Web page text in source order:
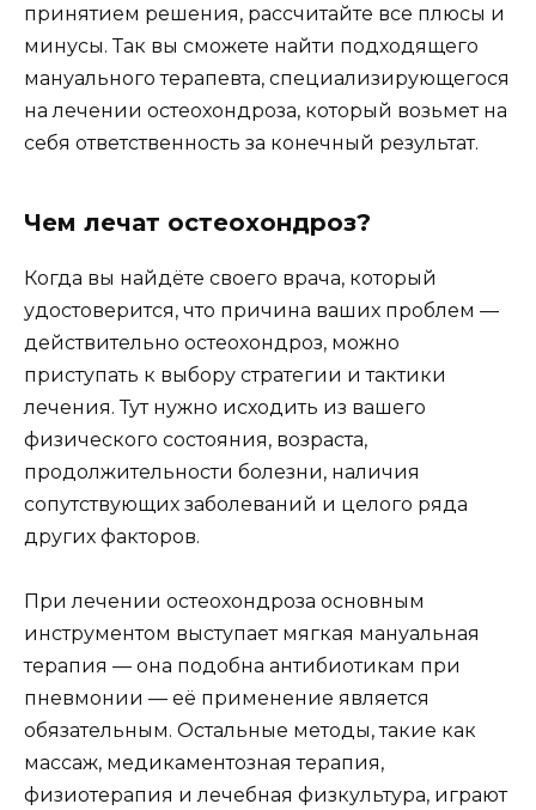
принятием решения, рассчитайте все плюсы и
минусы. Так вы сможете найти подходящего
мануального терапевта, специализирующегося
на лечении остеохондроза, который возьмет на
себя ответственность за конечный результат.
Чем лечат остеохондроз?
Когда вы найдёте своего врача, который
удостоверится, что причина ваших проблем —
действительно остеохондроз, можно
приступать к выбору стратегии и тактики
лечения. Тут нужно исходить из вашего
физического состояния, возраста,
продолжительности болезни, наличия
сопутствующих заболеваний и целого ряда
других факторов.
При лечении остеохондроза основным
инструментом выступает мягкая мануальная
терапия — она подобна антибиотикам при
пневмонии — её применение является
обязательным. Остальные методы, такие как
массаж, медикаментозная терапия,
физиотерапия и лечебная физкультура, играют